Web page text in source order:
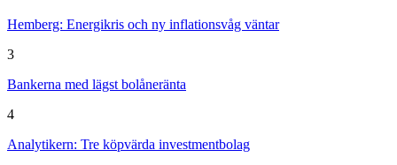
Hemberg: Energikris och ny inflationsvåg väntar
3
Bankerna med lägst bolåneränta
4
Analytikern: Tre köpvärda investmentbolag